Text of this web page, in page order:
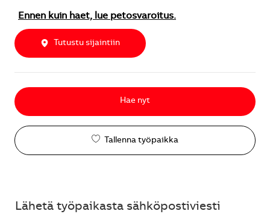
Ennen kuin haet, lue petosvaroitus.
Tutustu sijaintiin
Hae nyt
Tallenna työpaikka
Lähetä työpaikasta sähköpostiviesti